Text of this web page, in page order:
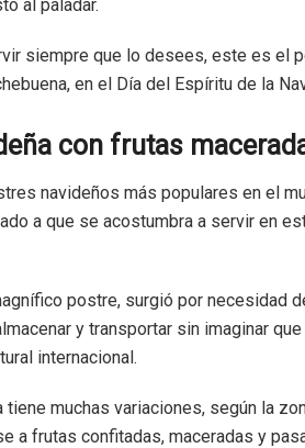
al paladar.
siempre que lo desees, este es el
en el Día del Espíritu de la
con frutas
navideños más populares en el
a que se acostumbra a servir en
postre, surgió por necesidad
y transportar sin imaginar
internacional.
tiene muchas variaciones, según la
a frutas confitadas, maceradas y